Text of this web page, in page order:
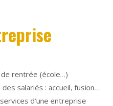
de rentrée (école…)
salariés : accueil, fusion…
d’une entreprise